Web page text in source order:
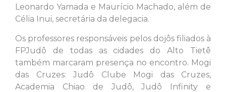
Leonardo Yamada e Maurício Machado, além de
Célia Inui, secretária da delegacia.
Os professores responsáveis pelos dojôs filiados à
FPJudô de todas as cidades do Alto Tietê
também marcaram presença no encontro. Mogi
das Cruzes: Judô Clube Mogi das Cruzes,
Academia Chiao de Judô, Judô Infinity e